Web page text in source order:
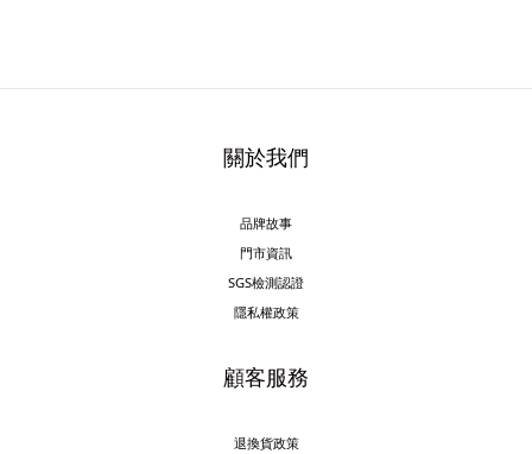
關於我們
品牌故事
門市資訊
SGS檢測認證
隱私權政策
顧客服務
退換貨政策